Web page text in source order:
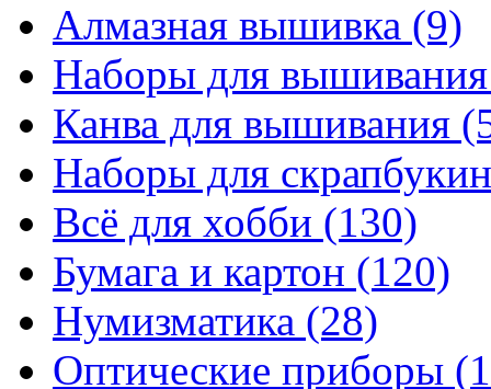
Алмазная вышивка (9)
Наборы для
Канва для вышивания
Наборы для
Всё для хобби (130)
Бумага и картон (120)
Нумизматика (28)
Оптические приборы